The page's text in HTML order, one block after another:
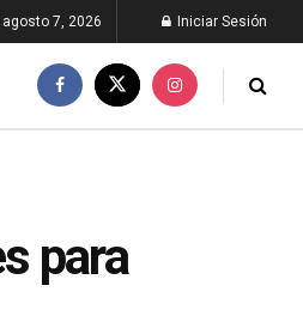
7, 2026 Iniciar Sesión
para